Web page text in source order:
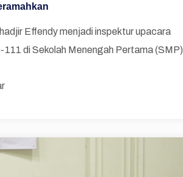
Effendy menjadi inspektur upacara
di Sekolah Menengah Pertama (SMP)